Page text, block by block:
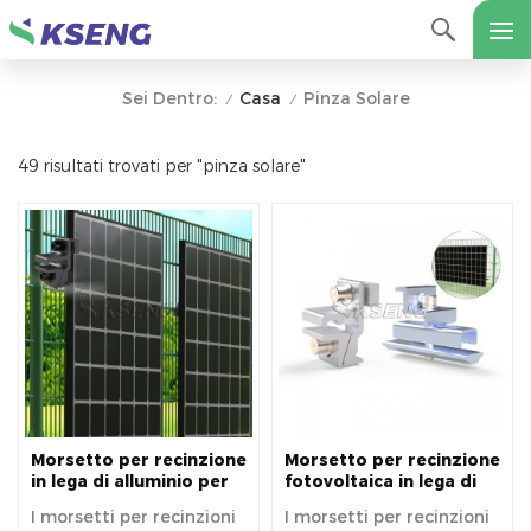
Sei Dentro: / Casa / Pinza Solare
49 risultati trovati per "pinza solare"
Morsetto per recinzione
in lega di alluminio per
fotovoltaici. Morsetto
I morsetti per recinzioni
Morsetto per recinzione
fotovoltaica in lega di
pannello solare per
I morsetti per recinzioni